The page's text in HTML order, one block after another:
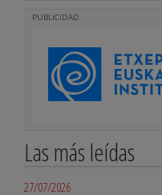
PUBLICIDAD
Las más leídas
27/07/2026